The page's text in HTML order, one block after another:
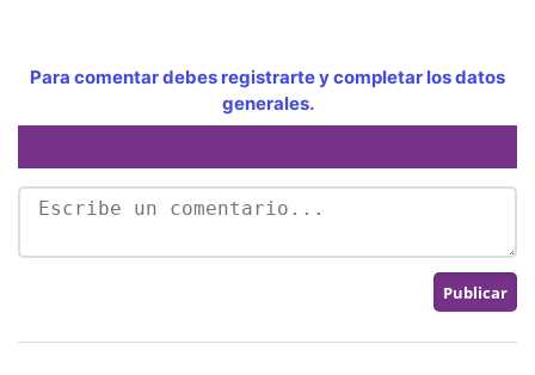
Para comentar debes registrarte y completar los datos
generales.